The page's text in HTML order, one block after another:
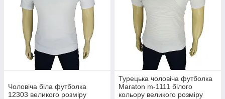
Чоловіча біла футболка
12303 великого розміру
Турецька чоловіча футболка
Maraton m-1111 білого
кольору великого розміру